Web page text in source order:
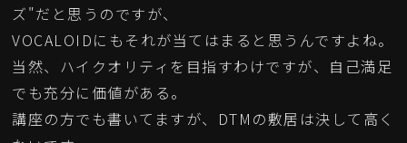
ズ"だと思うのですが、
VOCALOIDにもそれが当てはまると思うんですよね。
当然、ハイクオリティを目指すわけですが、自己満足
でも充分に価値がある。
講座の方でも書いてますが、DTMの敷居は決して高く